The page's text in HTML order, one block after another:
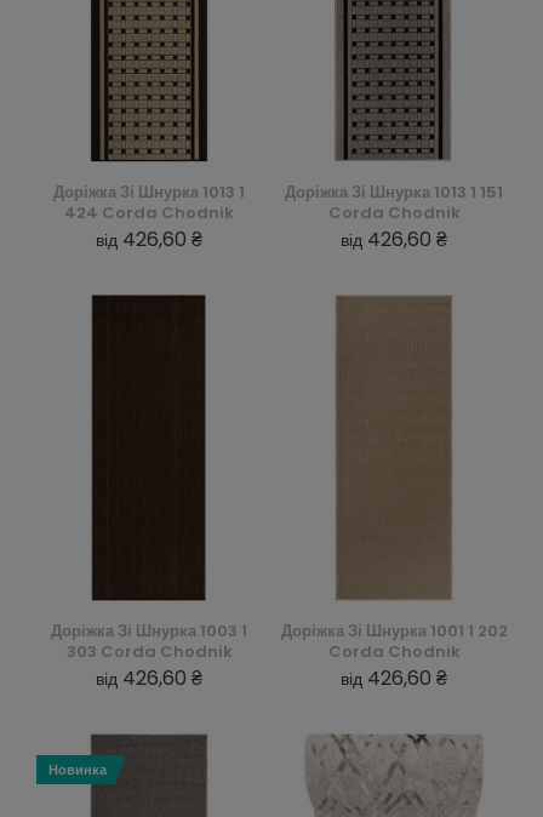
Доріжка Зі Шнурка 1013 1
424 Corda Chodnik
від 426,60 ₴
Доріжка Зі Шнурка 1013 1 151
Corda Chodnik
від 426,60 ₴
Доріжка Зі Шнурка 1003 1
303 Corda Chodnik
від 426,60 ₴
Доріжка Зі Шнурка 1001 1 202
Corda Chodnik
від 426,60 ₴
Новинка